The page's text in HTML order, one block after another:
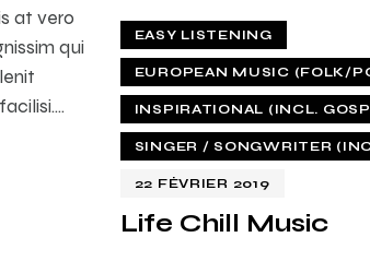
at vero
qui
EASY LISTENING
EUROPEAN MUSIC (FOLK/
INSPIRATIONAL (INCL.
SINGER / SONGWRITER
22 FÉVRIER 2019
Life Chill Music